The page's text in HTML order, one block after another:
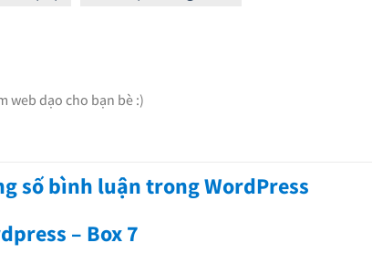
web dạo cho bạn bè :)
số bình luận trong WordPress
– Box 7